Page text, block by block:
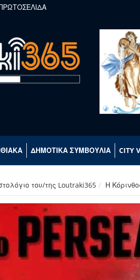
ΔΗΜΟΤΙΚΑ ΣΥΜΒΟΥΛΙΑ CITY
του/της Loutraki365 Η